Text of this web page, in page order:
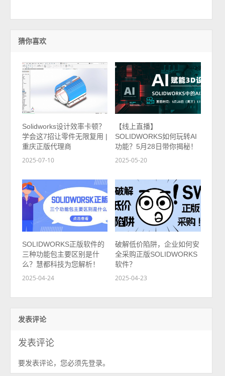
猜你喜欢
Solidworks设计效率卡顿？
学会这7招让零件无限复用 |
重庆正版代理商
2025-07-10
【线上直播】
SOLIDWORKS如何玩转AI
功能？5月28日带你揭秘！
2025-05-20
SOLIDWORKS正版软件的
三种功能包主要区别是什
么？慧都科技为您解析！
2025-04-24
破解低价陷阱，企业如何安
全采购正版SOLIDWORKS
软件？
2025-04-23
发表评论
发表评论
要发表评论，您必须先登录。